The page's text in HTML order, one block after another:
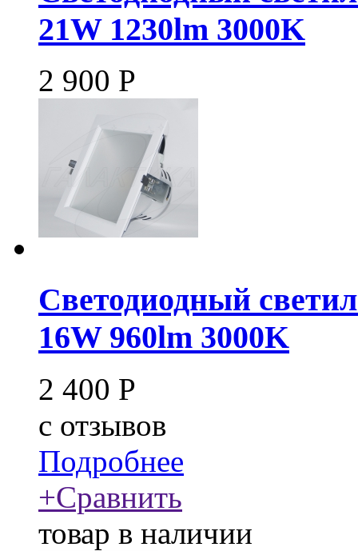
21W 1230lm 3000K
2 900 Р
Светодиодный
16W 960lm 3000K
2 400 Р
c отзывов
Подробнее
+Сравнить
товар в наличии